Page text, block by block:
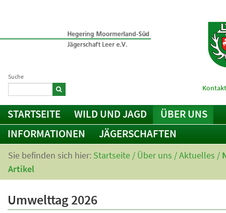
Suche
STARTSEITE WILD UND JAGD
ÜBER UNS
INFORMATIONEN
JÄGERSCHAFTEN
Sie befinden sich hier: Startseite / Über uns /Aktuelles /
Artikel
Umwelttag 2026